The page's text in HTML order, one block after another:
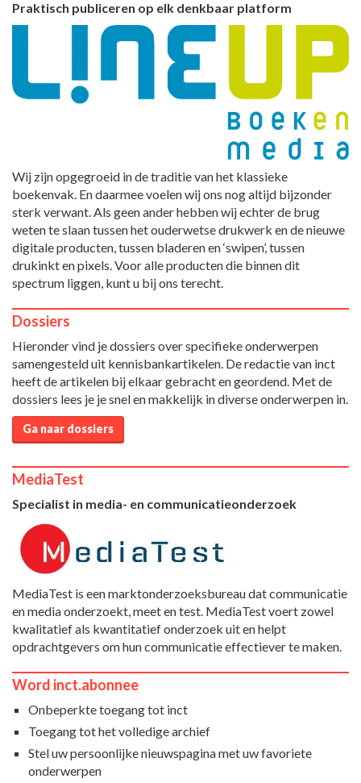
Praktisch publiceren op elk denkbaar platform
Wij zijn opgegroeid in de traditie van het klassieke
boekenvak. En daarmee voelen wij ons nog altijd bijzonder
sterk verwant. Als geen ander hebben wij echter de brug
weten te slaan tussen het ouderwetse drukwerk en de nieuwe
digitale producten, tussen bladeren en ‘swipen’, tussen
drukinkt en pixels. Voor alle producten die binnen dit
spectrum liggen, kunt u bij ons terecht.
Dossiers
Hieronder vind je dossiers over specifieke onderwerpen
samengesteld uit kennisbankartikelen. De redactie van inct
heeft de artikelen bij elkaar gebracht en geordend. Met de
dossiers lees je je snel en makkelijk in diverse onderwerpen in.
Ga naar dossiers
MediaTest
Specialist in media- en communicatieonderzoek
MediaTest is een marktonderzoeksbureau dat communicatie
en media onderzoekt, meet en test. MediaTest voert zowel
kwalitatief als kwantitatief onderzoek uit en helpt
opdrachtgevers om hun communicatie effectiever te maken.
Word inct.abonnee
Onbeperkte toegang tot inct
Toegang tot het volledige archief
Stel uw persoonlijke nieuwspagina met uw favoriete
onderwerpen